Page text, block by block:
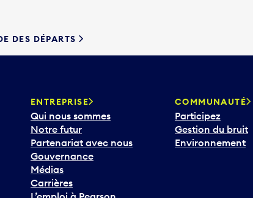
DES DÉPARTS
ENTREPRISE
Qui nous sommes
Notre futur
Partenariat avec nous
Gouvernance
Médias
Carrières
COMMUNAUTÉ
Participez
Gestion du bruit
Environnement